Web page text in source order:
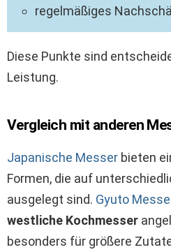
regelmäßiges
Diese Punkte sind
Leistung.
Vergleich mit anderen
Japanische Messer bieten
Formen, die auf
ausgelegt sind. Gyuto
westliche Kochmesser
besonders für größere